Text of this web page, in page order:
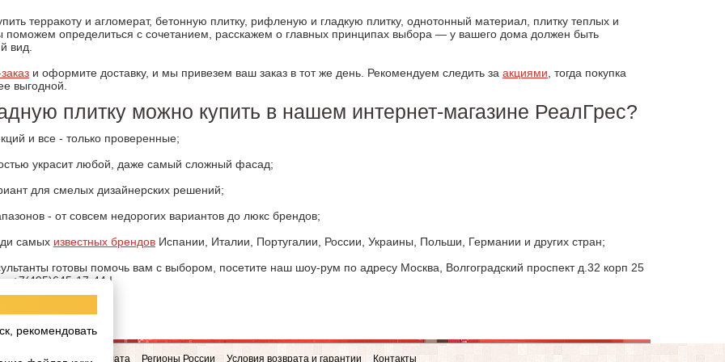
терракоту и агломерат, бетонную плитку, рифленую и гладкую плитку, однотонный материал, плитку теплых и
определиться с сочетанием, расскажем о главных принципах выбора — у вашего дома должен быть
вид.
и оформите доставку, и мы привезем ваш заказ в тот же день. Рекомендуем следить за акциями , тогда покупка
выгодной.
плитку можно купить в нашем интернет-магазине РеалГрес?
и все - только проверенные;
украсит любой, даже самый сложный фасад;
для смелых дизайнерских решений;
- от совсем недорогих вариантов до люкс брендов;
самых известных брендов Испании, Италии, Португалии, России, Украины, Польши, Германии и других стран;
готовы помочь вам с выбором, посетите наш шоу-рум по адресу Москва, Волгоградский проспект д.32 корп 25
+7(495)645-17-44 !
Доставка и Оплата Регионы России Условия возврата и гарантии Контакты
рекомендовать